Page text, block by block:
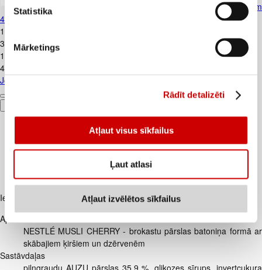
Statistika
Mārketings
Rādīt detalizēti
Atļaut visus sīkfailus
Ļaut atlasi
Atļaut izvēlētos sīkfailus
Jogurts Grieķu BALTAIS bez piedevām
400g
1
3,48€/kg
1
4,38€/kg
Jogurts Grieķu BALTAIS bez piedevām 400g
Iesakām ar
Apraksts
NESTLÉ MUSLI CHERRY - brokastu pārslas batoniņa formā ar
skābajiem ķiršiem un dzērvenēm
Sastāvdaļas